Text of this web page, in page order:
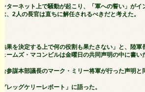
ターネット上で騒動が起こり、「軍への誓い」がイ
、2人の長官は直ちに解任されるべきだと考えた。
果を決定する上で何の役割も果たさない」と、陸軍
ームズ・マコンビルは金曜日の共同声明の中に書い
参謀本部議長のマーク・ミリー将軍が行った声明と
レッグケリーレポート」に語った。